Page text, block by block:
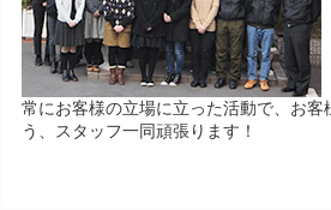
常にお客様の立場に立った活動で、お客
う、スタッフ一同頑張ります！